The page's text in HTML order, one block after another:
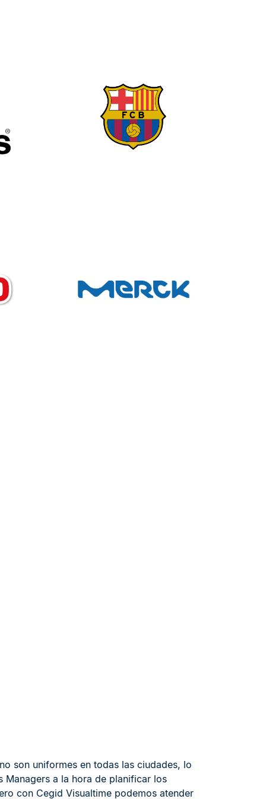
son uniformes en todas las ciudades, lo
Managers a la hora de planificar los
con Cegid Visualtime podemos atender